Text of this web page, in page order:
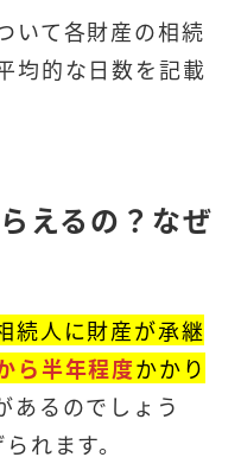
いて各財産の相続
均的な日数を記載
えるの？なぜ
続人に財産が承継
ら半年程度かかり
あるのでしょう
れます。